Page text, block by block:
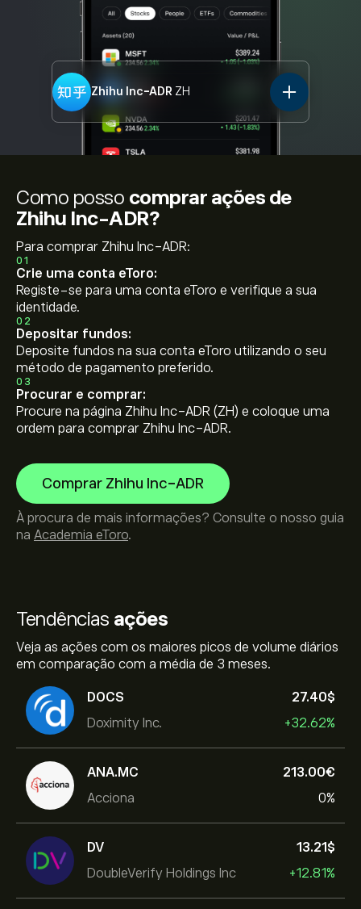
Zhihu Inc-ADR ZH
Tendências ações
Veja as ações com os maiores picos de volume diários
em comparação com a média de 3 meses.
DOCS
Doximity Inc.
27.40‎$‎
+32.62%
ANA.MC
Acciona
213.00‎€‎
0%
DV
DoubleVerify Holdings Inc
13.21‎$‎
+12.81%
Como posso comprar ações de
Zhihu Inc-ADR?
Para comprar Zhihu Inc-ADR:
01
Crie uma conta eToro:
Registe-se para uma conta eToro e verifique a sua
identidade.
02
Depositar fundos:
Deposite fundos na sua conta eToro utilizando o seu
método de pagamento preferido.
03
Procurar e comprar:
Procure na página Zhihu Inc-ADR (ZH) e coloque uma
ordem para comprar Zhihu Inc-ADR.
Comprar Zhihu Inc-ADR
À procura de mais informações? Consulte o nosso guia
na Academia eToro.